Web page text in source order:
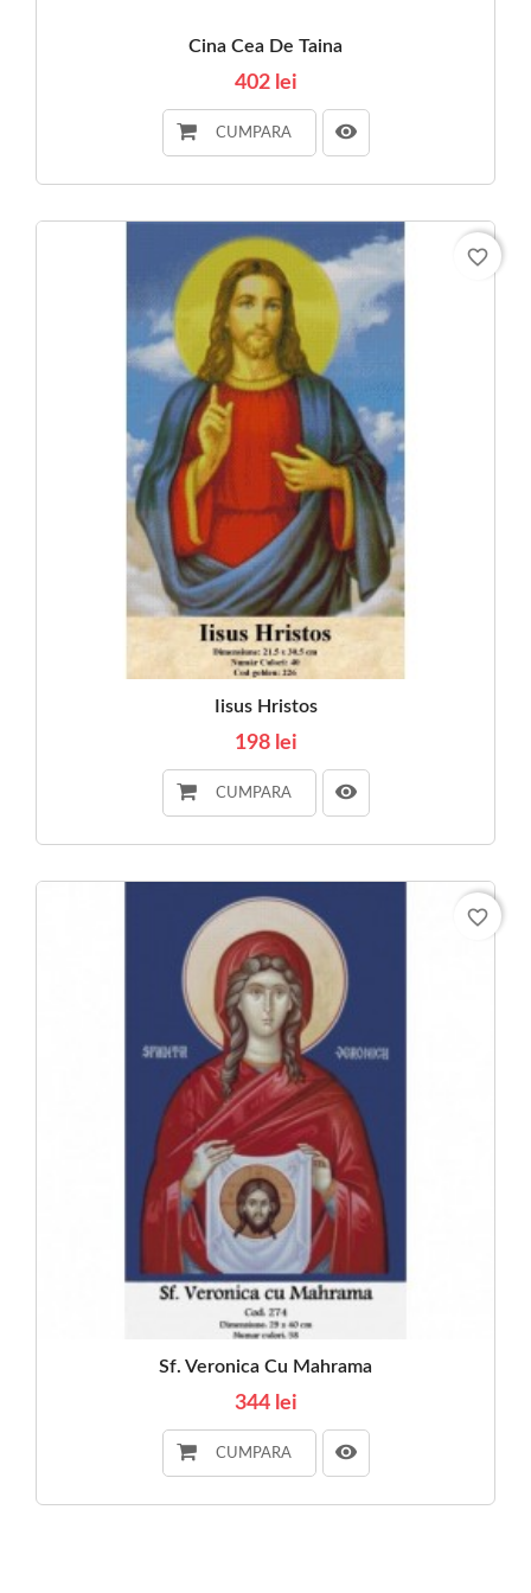
Cina Cea De Taina
402 lei
CUMPARA
Iisus Hristos
198 lei
CUMPARA
favorite_border
Sf. Veronica Cu Mahrama
344 lei
CUMPARA
favorite_border